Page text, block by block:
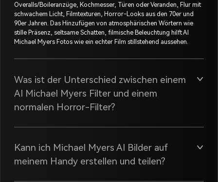
Overalls/Boileranzüge, Kochmesser, Türen oder Veranden, Flur mit
schwachem Licht, Filmtexturen, Horror-Looks aus den 70er und
90er Jahren. Das Hinzufügen von atmosphärischen Wörtern wie
stille Präsenz, seltsame Schatten, filmische Beleuchtung hilft AI
Michael Myers Fotos wie ein echter Film stillstehend aussehen.
Was ist der Unterschied zwischen einem
AI Michael Myers Filter und einem
normalen Horror-Filter?
Kann ich Michael Myers AI Bilder auf
meinem Handy erstellen und teilen?